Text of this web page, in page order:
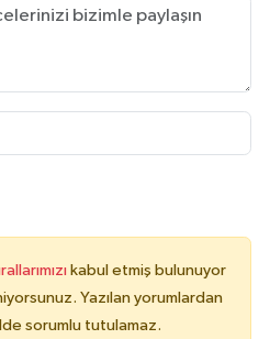
kabul etmiş bulunuyor
Yazılan yorumlardan
sorumlu tutulamaz.